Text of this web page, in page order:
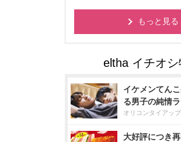
もっと見る
イケメンてん
る男子の純情
オリコンタイアッ
大好評につき